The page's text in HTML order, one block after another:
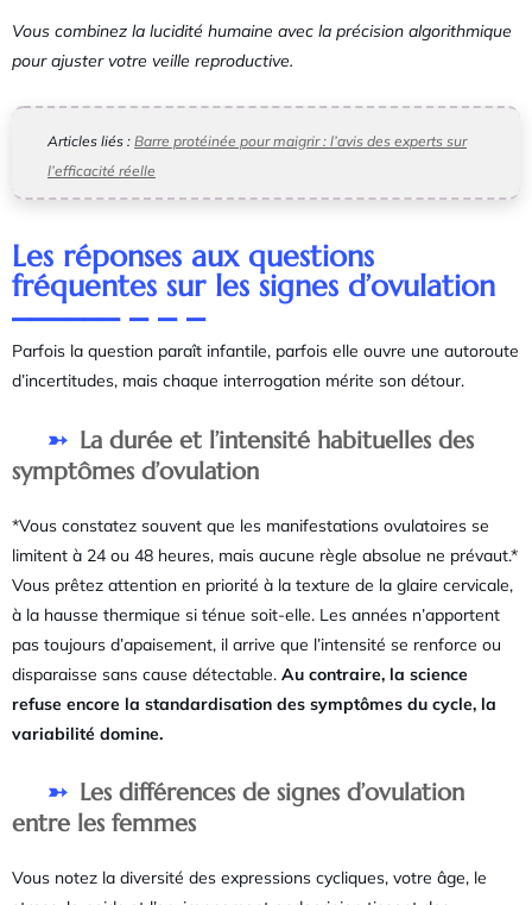
Vous combinez la lucidité humaine avec la précision algorithmique
pour ajuster votre veille reproductive.
Articles liés : Barre protéinée pour maigrir : l’avis des experts sur
l’efficacité réelle
Les réponses aux questions
fréquentes sur les signes d’ovulation
Parfois la question paraît infantile, parfois elle ouvre une autoroute
d’incertitudes, mais chaque interrogation mérite son détour.
La durée et l’intensité habituelles des
symptômes d’ovulation
*Vous constatez souvent que les manifestations ovulatoires se
limitent à 24 ou 48 heures, mais aucune règle absolue ne prévaut.*
Vous prêtez attention en priorité à la texture de la glaire cervicale,
à la hausse thermique si ténue soit-elle. Les années n’apportent
pas toujours d’apaisement, il arrive que l’intensité se renforce ou
disparaisse sans cause détectable. Au contraire, la science
refuse encore la standardisation des symptômes du cycle, la
variabilité domine.
Les différences de signes d’ovulation
entre les femmes
Vous notez la diversité des expressions cycliques, votre âge, le